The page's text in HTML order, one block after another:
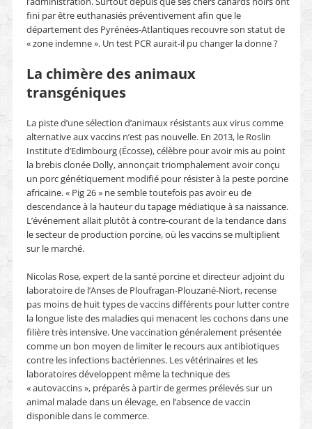
fini par être euthanasiés préventivement afin que le
département des Pyrénées-Atlantiques recouvre son statut de
« zone indemne ». Un test PCR aurait-il pu changer la donne ?
La chimère des animaux
transgéniques
La piste d’une sélection d’animaux résistants aux virus comme
alternative aux vaccins n’est pas nouvelle. En 2013, le Roslin
Institute d’Edimbourg (Écosse), célèbre pour avoir mis au point
la brebis clonée Dolly, annonçait triomphalement avoir conçu
un porc génétiquement modifié pour résister à la peste porcine
africaine. « Pig 26 » ne semble toutefois pas avoir eu de
descendance à la hauteur du tapage médiatique à sa naissance.
L’événement allait plutôt à contre-courant de la tendance dans
le secteur de production porcine, où les vaccins se multiplient
sur le marché.
Nicolas Rose, expert de la santé porcine et directeur adjoint du
laboratoire de l’Anses de Ploufragan-Plouzané-Niort, recense
pas moins de huit types de vaccins différents pour lutter contre
la longue liste des maladies qui menacent les cochons dans une
filière très intensive. Une vaccination généralement présentée
comme un bon moyen de limiter le recours aux antibiotiques
contre les infections bactériennes. Les vétérinaires et les
laboratoires développent même la technique des
« autovaccins », préparés à partir de germes prélevés sur un
animal malade dans un élevage, en l’absence de vaccin
disponible dans le commerce.